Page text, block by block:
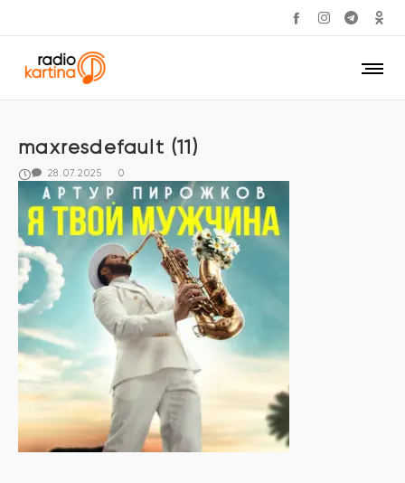
maxresdefault (11)
28.07.2025 0